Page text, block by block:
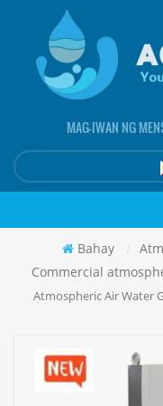
MAG-IWAN NG
Bahay /
Commercial
Atmospheric Air Water